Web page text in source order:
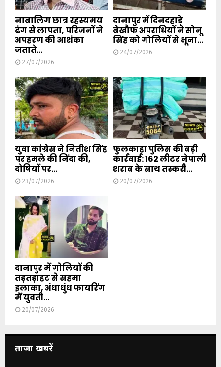
नाबालिग छात्र रहस्यमय
ढंग से लापता, परिजनों ने
अपहरण की आशंका
जताते...
27/07/2026
दानापुर में दिनदहाड़े
बेखौफ अपराधियों ने सोनू
सिंह को गोलियों से भूना...
24/07/2026
युवा कांग्रेस ने नितीश सिंह
पर हमले की निंदा की,
दोषियों पर...
23/07/2026
फुलकाहा पुलिस की बड़ी
कार्रवाई: 162 लीटर नेपाली
शराब के साथ तस्करी...
20/07/2026
दानापुर में गोलियों की
तड़तड़ाहट से सहमा
इलाका, अंधाधुंध फायरिंग
में युवती...
20/07/2026
ताजा खबरें